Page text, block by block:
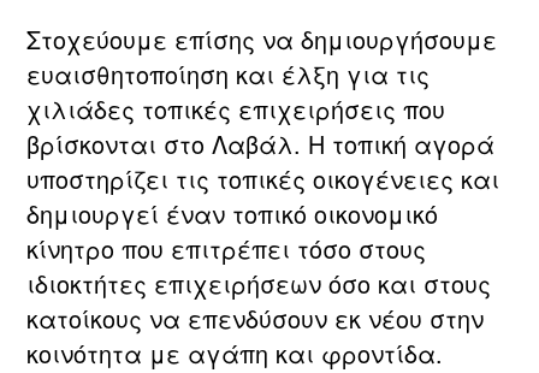
Στοχεύουμε επίσης να δημιουργήσουμε
ευαισθητοποίηση και έλξη για τις
χιλιάδες τοπικές επιχειρήσεις που
βρίσκονται στο Λαβάλ. Η τοπική αγορά
υποστηρίζει τις τοπικές οικογένειες και
δημιουργεί έναν τοπικό οικονομικό
κίνητρο που επιτρέπει τόσο στους
ιδιοκτήτες επιχειρήσεων όσο και στους
κατοίκους να επενδύσουν εκ νέου στην
κοινότητα με αγάπη και φροντίδα.